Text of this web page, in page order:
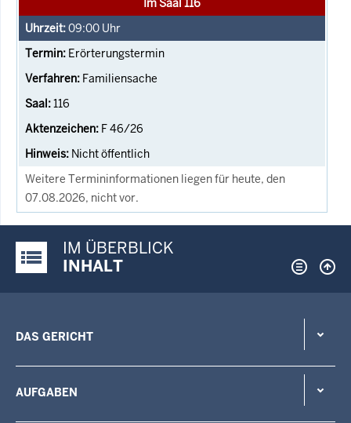
Im Saal 116
09:00 Uhr
Erörterungstermin
Familiensache
116
F 46/26
Nicht öffentlich
Weitere Termininformationen liegen für heute, den
07.08.2026, nicht vor.
Justiz-Portal im Überblick:
IM ÜBERBLICK
INHALT
DAS GERICHT
AUFGABEN